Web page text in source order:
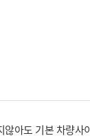
아도 기본 차량